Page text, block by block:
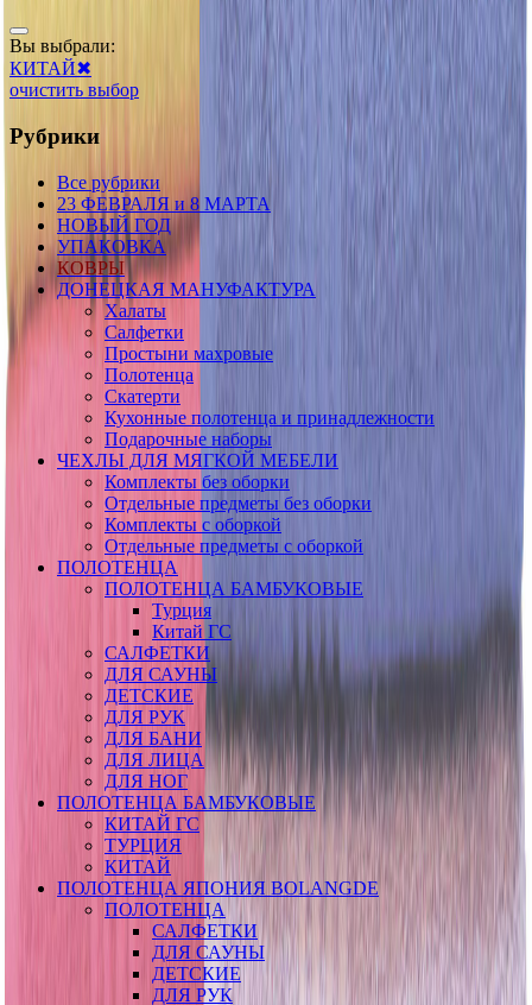
Вы выбрали:
КИТАЙ✖
очистить выбор
Рубрики
Все рубрики
23 ФЕВРАЛЯ и 8 МАРТА
НОВЫЙ ГОД
УПАКОВКА
КОВРЫ
ДОНЕЦКАЯ МАНУФАКТУРА
Халаты
Салфетки
Простыни махровые
Полотенца
Скатерти
Кухонные полотенца и принадлежности
Подарочные наборы
ЧЕХЛЫ ДЛЯ МЯГКОЙ МЕБЕЛИ
Комплекты без оборки
Отдельные предметы без оборки
Комплекты с оборкой
Отдельные предметы с оборкой
ПОЛОТЕНЦА
ПОЛОТЕНЦА БАМБУКОВЫЕ
Турция
Китай ГС
САЛФЕТКИ
ДЛЯ САУНЫ
ДЕТСКИЕ
ДЛЯ РУК
ДЛЯ БАНИ
ДЛЯ ЛИЦА
ДЛЯ НОГ
ПОЛОТЕНЦА БАМБУКОВЫЕ
КИТАЙ ГС
ТУРЦИЯ
КИТАЙ
ПОЛОТЕНЦА ЯПОНИЯ BOLANGDE
ПОЛОТЕНЦА
САЛФЕТКИ
ДЛЯ САУНЫ
ДЕТСКИЕ
ДЛЯ РУК